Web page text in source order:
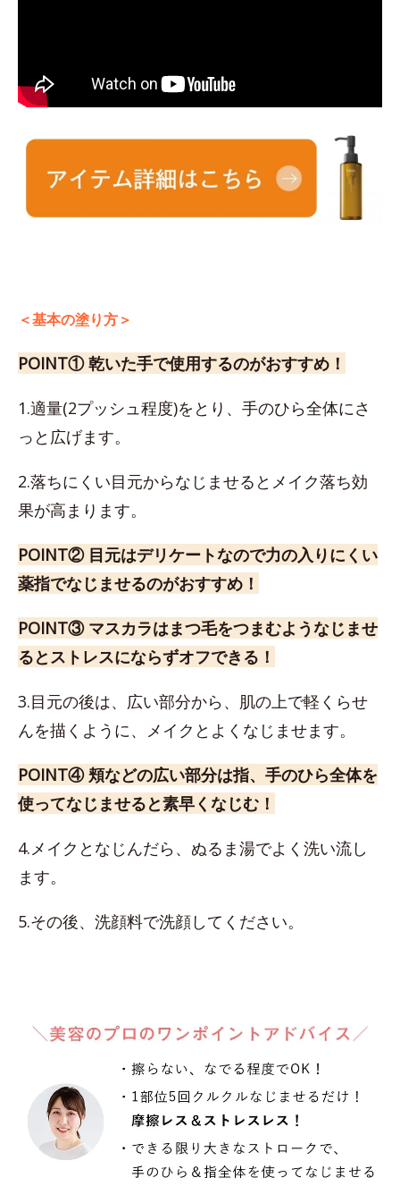
＜基本の塗り方＞
POINT① 乾いた手で使用するのがおすすめ！
1.適量(2プッシュ程度)をとり、手のひら全体にさ
っと広げます。
2.落ちにくい目元からなじませるとメイク落ち効
果が高まります。
POINT② 目元はデリケートなので力の入りにくい
薬指でなじませるのがおすすめ！
POINT③ マスカラはまつ毛をつまむようなじませ
るとストレスにならずオフできる！
3.目元の後は、広い部分から、肌の上で軽くらせ
んを描くように、メイクとよくなじませます。
POINT④ 頬などの広い部分は指、手のひら全体を
使ってなじませると素早くなじむ！
4.メイクとなじんだら、ぬるま湯でよく洗い流し
ます。
5.その後、洗顔料で洗顔してください。